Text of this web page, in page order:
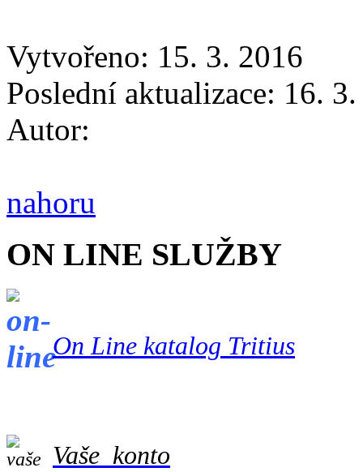
Vytvořeno: 15. 3. 2016
Poslední aktualizace: 16.
Autor:
nahoru
ON LINE SLUŽBY
On Line katalog Tritius
Vaše konto